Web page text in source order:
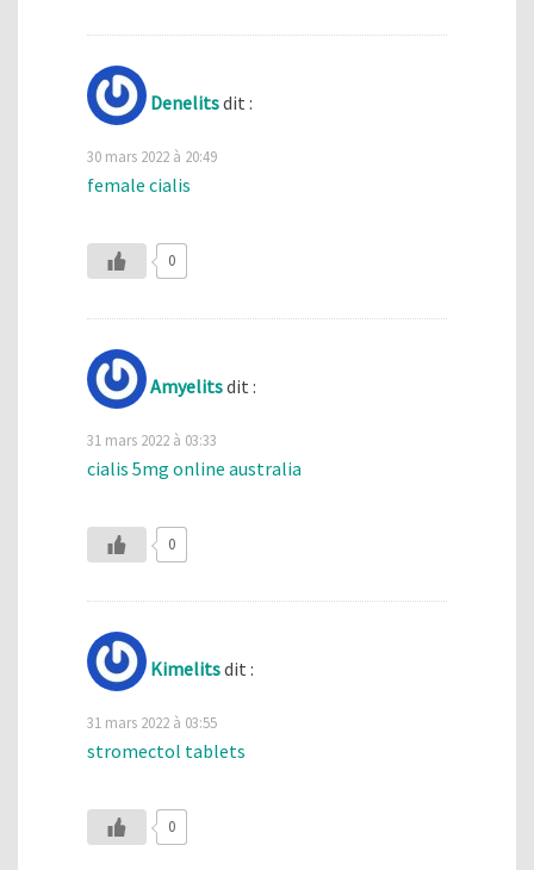
Denelitsdit :
30 mars 2022 à 20:49
female cialis
0
Amyelitsdit :
31 mars 2022 à 03:33
cialis 5mg online australia
0
Kimelitsdit :
31 mars 2022 à 03:55
stromectol tablets
0